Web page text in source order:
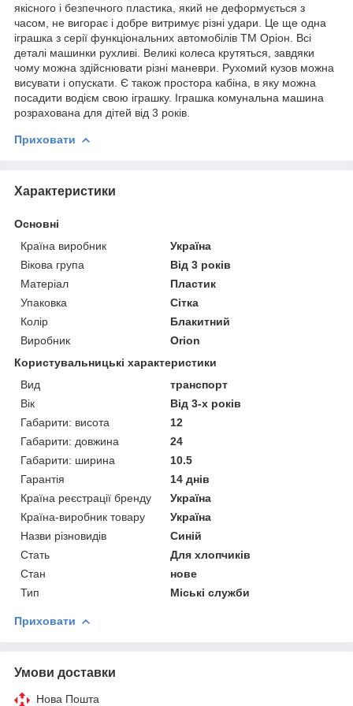
якісного і безпечного пластика, який не деформується з
часом, не вигорaє і добре витримує різні удари. Це ще одна
іграшка з серії функціональних автомобілів ТМ Оріон. Всі
деталі машинки рухливі. Великі колеса крутяться, завдяки
чому можна здійснювати різні маневри. Рухомий кузов можна
висувати і опускати. Є також простора кабіна, в яку можна
посадити водієм свою іграшку. Іграшка комунальна машина
розрахована для дітей від 3 років.
Приховати
Характеристики
Основні
Країна виробник
Україна
Вікова група
Від 3 років
Матеріал
Пластик
Упаковка
Сітка
Колір
Блакитний
Виробник
Orion
Користувальницькі характеристики
Вид
транспорт
Вік
Від 3-х років
Габарити: висота
12
Габарити: довжина
24
Габарити: ширина
10.5
Гарантія
14 днів
Країна реєстрації бренду
Україна
Країна-виробник товару
Україна
Назви різновидів
Синій
Стать
Для хлопчиків
Стан
нове
Тип
Міські служби
Приховати
Умови доставки
Нова Пошта